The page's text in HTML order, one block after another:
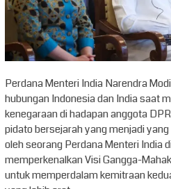
Perdana Menteri India Narendra
hubungan Indonesia dan India saat
kenegaraan di hadapan anggota
pidato bersejarah yang menjadi
oleh seorang Perdana Menteri India
memperkenalkan Visi Gangga-
untuk memperdalam kemitraan